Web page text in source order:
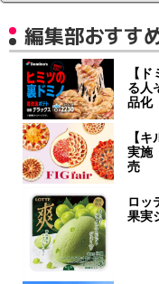
編集部おすす
【
る人
品化
【
実施
売
ロッ
果実